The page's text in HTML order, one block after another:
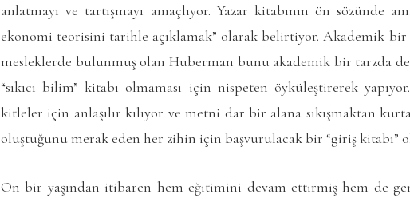
anlatmayı ve tartışmayı amaçlıyor. Yazar kitabının ön sözünde
ekonomi teorisini tarihle açıklamak” olarak belirtiyor. Akademik bir
mesleklerde bulunmuş olan Huberman bunu akademik bir tarzda
“sıkıcı bilim” kitabı olmaması için nispeten öyküleştirerek
kitleler için anlaşılır kılıyor ve metni dar bir alana sıkışmaktan
oluştuğunu merak eden her zihin için başvurulacak bir “giriş kitabı”
On bir yaşından itibaren hem eğitimini devam ettirmiş hem de